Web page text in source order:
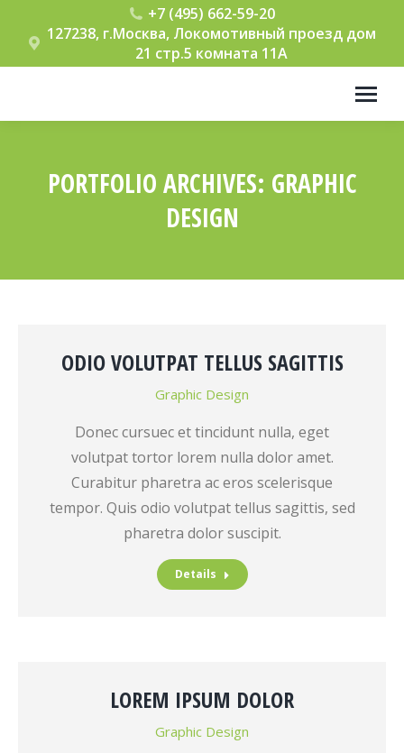
+7 (495) 662-59-20
127238, г.Москва, Локомотивный проезд дом
21 стр.5 комната 11А
PORTFOLIO ARCHIVES: GRAPHIC
DESIGN
ODIO VOLUTPAT TELLUS SAGITTIS
Graphic Design
Donec cursuec et tincidunt nulla, eget
volutpat tortor lorem nulla dolor amet.
Curabitur pharetra ac eros scelerisque
tempor. Quis odio volutpat tellus sagittis, sed
pharetra dolor suscipit.
Details
LOREM IPSUM DOLOR
Graphic Design